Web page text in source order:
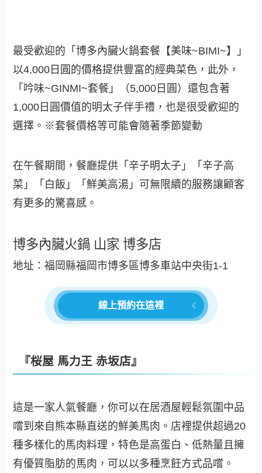
最受歡迎的「博多內臟火鍋套餐【美味~BIMI~】」
以4,000日圓的價格提供豐富的經典菜色，此外，
「吟味~GINMI~套餐」（5,000日圓）還包含著
1,000日圓價值的明太子伴手禮，也是很受歡迎的
選擇。※套餐價格等可能會隨著季節變動
在午餐期間，餐廳提供「辛子明太子」「辛子高
菜」「白飯」「鮮美高湯」可無限續的服務讓顧客
有更多的驚喜感。
博多內臟火鍋 山家 博多店
地址：福岡縣福岡市博多區博多車站中央街1-1
線上預約在這裡
『桜屋 馬力王 赤坂店』
這是一家人氣餐廳，你可以在居酒屋輕鬆氛圍中品
嚐到來自熊本縣直送的鮮美馬肉。店裡提供超過20
種多樣化的馬肉料理，特色是高蛋白、低熱量且擁
有優質脂肪的馬肉，可以以多種烹飪方式品嚐。